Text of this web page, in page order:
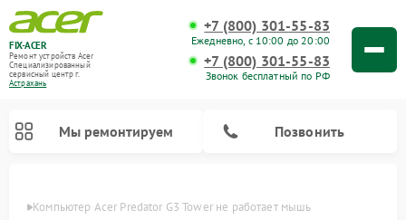
FIX-ACER
Ремонт устройств Acer
Специализированный
cервисный центр г.
Астрахань
+7 (800) 301-55-83
Ежедневно, с 10:00 до 20:00
+7 (800) 301-55-83
Звонок бесплатный по РФ
Мы ремонтируем Позвонить
Компьютер Acer Predator G3 Tower не работает мышь